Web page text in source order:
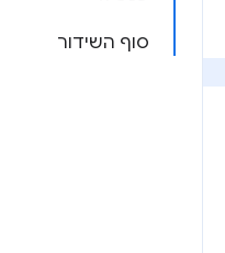
סוף השידור